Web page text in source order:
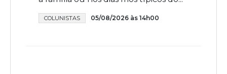
COLUNISTAS 05/08/2026 às 14h00